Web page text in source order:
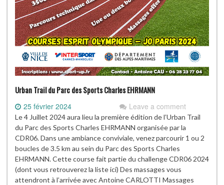
Urban Trail du Parc des Sports Charles EHRMANN
25 février 2024 Leave a comment
Le 4 Juillet 2024 aura lieu la première édition de l’Urban Trail
du Parc des Sports Charles EHRMANN organisée par la
CDR06. Dans une ambiance conviviale, venez parcourir 1 ou 2
boucles de 3.5 km au sein du Parc des Sports Charles
EHRMANN. Cette course fait partie du challenge CDR06 2024
(dont vous retrouverez la liste ici) Des massages vous
attendront à l’arrivée avec Antoine CARLOTTI Massages